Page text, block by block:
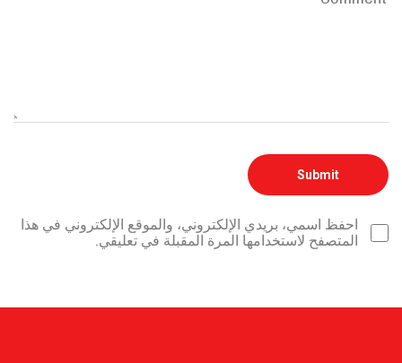
احفظ اسمي، بريدي الإلكتروني، والموقع الإلكتروني في هذا
المتصفح لاستخدامها المرة المقبلة في تعليقي.